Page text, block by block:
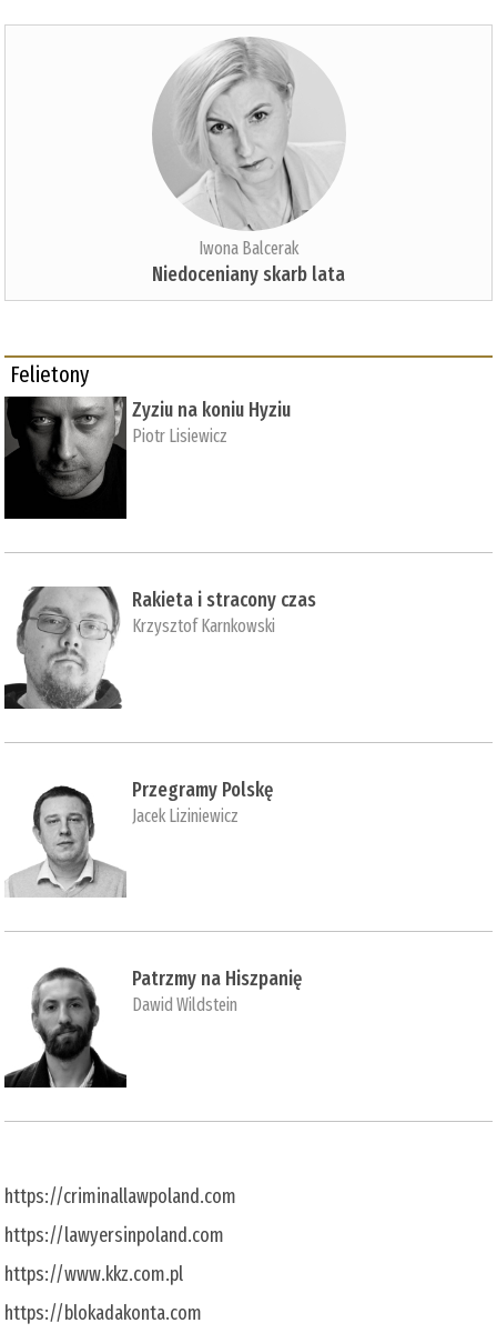
Iwona Balcerak
Niedoceniany skarb lata
Felietony
Zyziu na koniu Hyziu
Piotr Lisiewicz
Rakieta i stracony czas
Krzysztof Karnkowski
Przegramy Polskę
Jacek Liziniewicz
Patrzmy na Hiszpanię
Dawid Wildstein
https://criminallawpoland.com
https://lawyersinpoland.com
https://www.kkz.com.pl
https://blokadakonta.com